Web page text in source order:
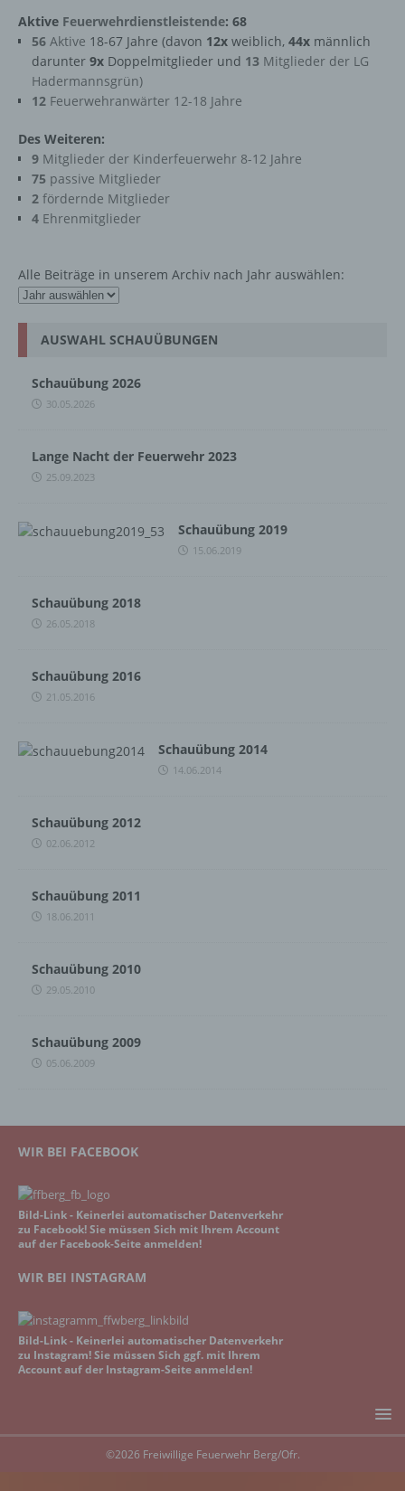
Aktive Feuerwehrdienstleistende: 68
56 Aktive 18-67 Jahre (davon 12x weiblich, 44x männlich
darunter 9x Doppelmitglieder und 13 Mitglieder der LG
Hadermannsgrün)
12 Feuerwehranwärter 12-18 Jahre
Des Weiteren:
9 Mitglieder der Kinderfeuerwehr 8-12 Jahre
75 passive Mitglieder
2 fördernde Mitglieder
4 Ehrenmitglieder
Alle Beiträge in unserem Archiv nach Jahr auswählen:
AUSWAHL SCHAUÜBUNGEN
Schauübung 2026
30.05.2026
Lange Nacht der Feuerwehr 2023
25.09.2023
Schauübung 2019
15.06.2019
Schauübung 2018
26.05.2018
Schauübung 2016
21.05.2016
Schauübung 2014
14.06.2014
Schauübung 2012
02.06.2012
Schauübung 2011
18.06.2011
Schauübung 2010
29.05.2010
Schauübung 2009
05.06.2009
WIR BEI FACEBOOK
Bild-Link - Keinerlei automatischer Datenverkehr
zu Facebook! Sie müssen Sich mit Ihrem Account
auf der Facebook-Seite anmelden!
WIR BEI INSTAGRAM
Bild-Link - Keinerlei automatischer Datenverkehr
zu Instagram! Sie müssen Sich ggf. mit Ihrem
Account auf der Instagram-Seite anmelden!
©2026 Freiwillige Feuerwehr Berg/Ofr.